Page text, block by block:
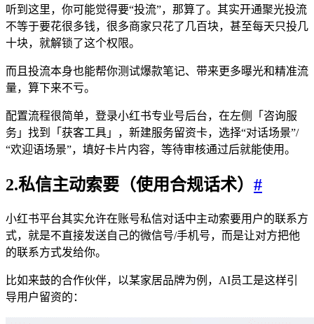
听到这里，你可能觉得要“投流”，那算了。其实开通聚光投流
不等于要花很多钱，很多商家只花了几百块，甚至每天只投几
十块，就解锁了这个权限。
而且投流本身也能帮你测试爆款笔记、带来更多曝光和精准流
量，算下来不亏。
配置流程很简单，登录小红书专业号后台，在左侧「咨询服
务」找到「获客工具」，新建服务留资卡，选择“对话场景”/
“欢迎语场景”，填好卡片内容，等待审核通过后就能使用。
2.私信主动索要（使用合规话术） #
小红书平台其实允许在账号私信对话中主动索要用户的联系方
式，就是不直接发送自己的微信号/手机号，而是让对方把他
的联系方式发给你。
比如来鼓的合作伙伴，以某家居品牌为例，AI员工是这样引
导用户留资的：